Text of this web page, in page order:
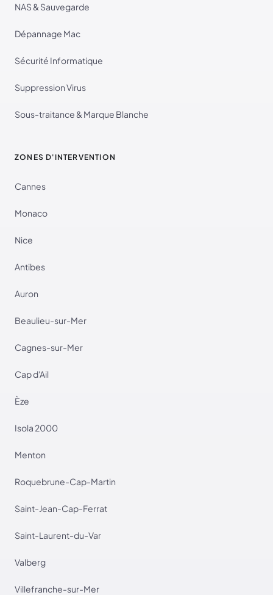
NAS & Sauvegarde
Dépannage Mac
Sécurité Informatique
Suppression Virus
Sous-traitance & Marque Blanche
ZONES D'INTERVENTION
Cannes
Monaco
Nice
Antibes
Auron
Beaulieu-sur-Mer
Cagnes-sur-Mer
Cap d'Ail
Èze
Isola 2000
Menton
Roquebrune-Cap-Martin
Saint-Jean-Cap-Ferrat
Saint-Laurent-du-Var
Valberg
Villefranche-sur-Mer